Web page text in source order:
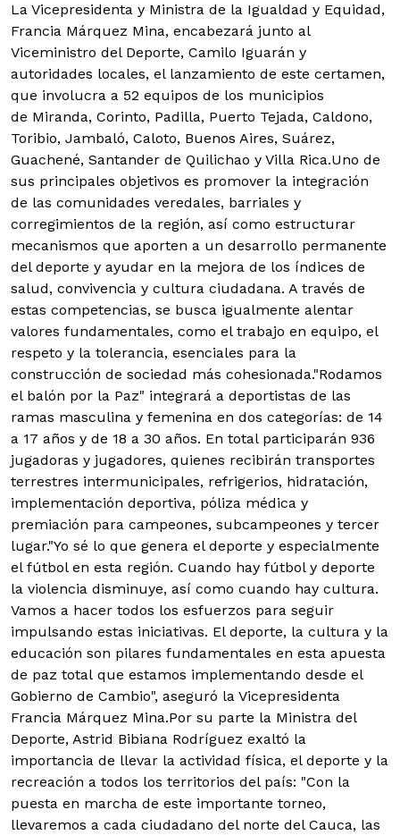
La Vicepresidenta y Ministra de la Igualdad y Equidad,
Francia Márquez Mina, encabezará junto al
Viceministro del Deporte, Camilo Iguarán y
autoridades locales, el lanzamiento de este certamen,
que involucra a 52 equipos de los municipios
de Miranda, Corinto, Padilla, Puerto Tejada, Caldono,
Toribio, Jambaló, Caloto, Buenos Aires, Suárez,
Guachené, Santander de Quilichao y Villa Rica.Uno de
sus principales objetivos es promover la integración
de las comunidades veredales, barriales y
corregimientos de la región, así como estructurar
mecanismos que aporten a un desarrollo permanente
del deporte y ayudar en la mejora de los índices de
salud, convivencia y cultura ciudadana. A través de
estas competencias, se busca igualmente alentar
valores fundamentales, como el trabajo en equipo, el
respeto y la tolerancia, esenciales para la
construcción de sociedad más cohesionada."Rodamos
el balón por la Paz" integrará a deportistas de las
ramas masculina y femenina en dos categorías: de 14
a 17 años y de 18 a 30 años. En total participarán 936
jugadoras y jugadores, quienes recibirán transportes
terrestres intermunicipales, refrigerios, hidratación,
implementación deportiva, póliza médica y
premiación para campeones, subcampeones y tercer
lugar."Yo sé lo que genera el deporte y especialmente
el fútbol en esta región. Cuando hay fútbol y deporte
la violencia disminuye, así como cuando hay cultura.
Vamos a hacer todos los esfuerzos para seguir
impulsando estas iniciativas. El deporte, la cultura y la
educación son pilares fundamentales en esta apuesta
de paz total que estamos implementando desde el
Gobierno de Cambio", aseguró la Vicepresidenta
Francia Márquez Mina.Por su parte la Ministra del
Deporte, Astrid Bibiana Rodríguez exaltó la
importancia de llevar la actividad física, el deporte y la
recreación a todos los territorios del país: "Con la
puesta en marcha de este importante torneo,
llevaremos a cada ciudadano del norte del Cauca, las